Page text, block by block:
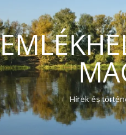
Hírek és